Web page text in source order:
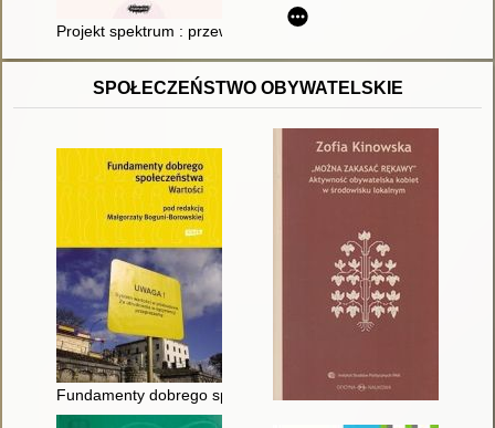
Projekt spektrum : przewodnik po neuroróżnorodności : jak
SPOŁECZEŃSTWO OBYWATELSKIE
Fundamenty dobrego społeczeństwa : wartości